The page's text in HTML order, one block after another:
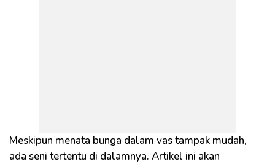
Meskipun menata bunga dalam vas tampak mudah,
ada seni tertentu di dalamnya. Artikel ini akan